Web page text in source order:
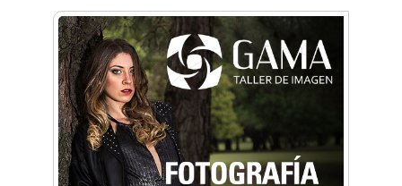
crecimiento personal
Arq. Horacio Alejandro Sánchez
Artística ApasionArte